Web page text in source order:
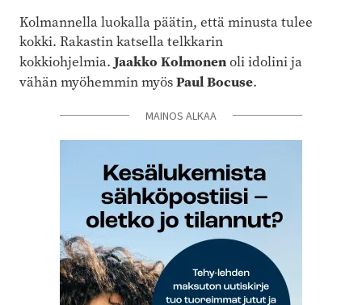
Kolmannella luokalla päätin, että minusta tulee
kokki. Rakastin katsella telkkarin
kokkiohjelmia. Jaakko Kolmonenoli idolini ja
vähän myöhemmin myösPaul Bocuse.
MAINOS ALKAA